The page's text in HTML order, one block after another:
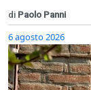
di Paolo Panni
6 agosto 2026